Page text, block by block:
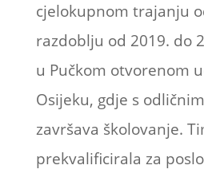
cjelokupnom trajanju
razdoblju od 2019. do
u Pučkom otvorenom
Osijeku, gdje s
završava školovanje.
prekvalificirala za